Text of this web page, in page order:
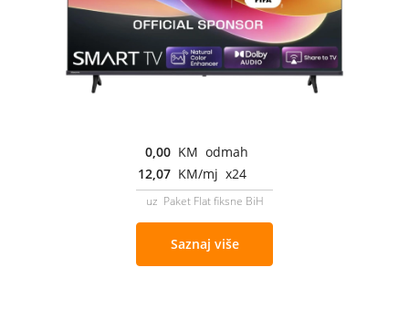
0,00 KM odmah
12,07 KM/mj x24
uz Paket Flat fiksne BiH
Saznaj više